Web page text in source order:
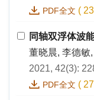
PDF全文 (
同轴双浮体波
董晓晨, 李德敏
2021, 42(3):
PDF全文 (